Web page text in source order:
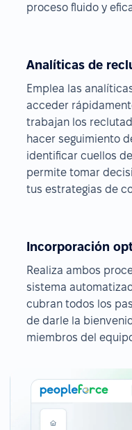
proceso fluido y
Analíticas de
Emplea las
acceder
trabajan los
hacer seguimiento
identificar cuellos
permite tomar
tus estrategias de
Incorporación
Realiza ambos
sistema
cubran todos los
de darle la
miembros del